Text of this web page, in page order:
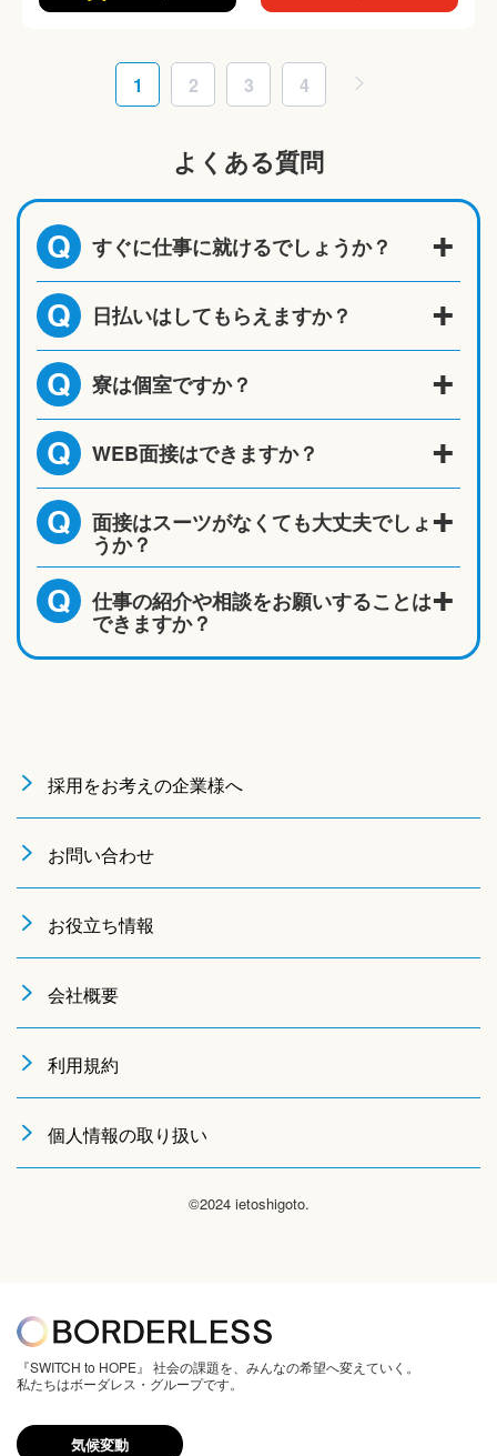
1 2 3 4
よくある質問
Q すぐに仕事に就けるでしょうか？
Q 日払いはしてもらえますか？
Q 寮は個室ですか？
Q WEB面接はできますか？
Q 面接はスーツがなくても大丈夫でしょ
うか？
Q 仕事の紹介や相談をお願いすることは
できますか？
採用をお考えの企業様へ
お問い合わせ
お役立ち情報
会社概要
利用規約
個人情報の取り扱い
©2024 ietoshigoto.
『SWITCH to HOPE』 社会の課題を、みんなの希望へ変えていく。
私たちはボーダレス・グループです。
気候変動